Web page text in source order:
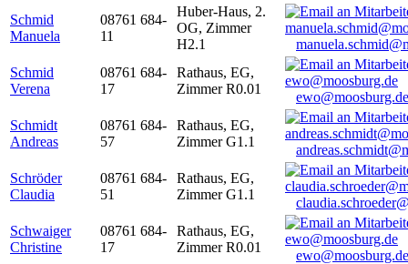
Schmid
Manuela
08761 684-
11
Huber-Haus, 2.
OG, Zimmer
H2.1
Schmid
Verena
08761 684-
17
Rathaus, EG,
Zimmer R0.01
ewo@moosburg.de
Schmidt
Andreas
08761 684-
57
Rathaus, EG,
Zimmer G1.1
Schröder
Claudia
08761 684-
51
Rathaus, EG,
Zimmer G1.1
Schwaiger
Christine
08761 684-
17
Rathaus, EG,
Zimmer R0.01
ewo@moosburg.de